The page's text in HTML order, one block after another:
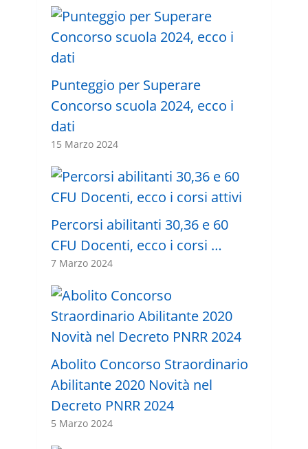
Punteggio per Superare
Concorso scuola 2024, ecco i
dati
15 Marzo 2024
Percorsi abilitanti 30,36 e 60
CFU Docenti, ecco i corsi …
7 Marzo 2024
Abolito Concorso Straordinario
Abilitante 2020 Novità nel
Decreto PNRR 2024
5 Marzo 2024